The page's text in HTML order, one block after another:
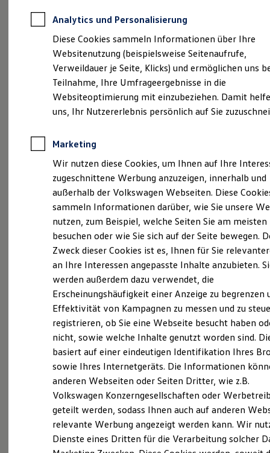
Autokredit mit Schlussrate
Versicherungen und Garantien
Kfz-Versicherung
Restschuldversicherungen
Garantien
Wartungsverträge
Geschäftskunden
Professional Class bei Volkswagen
Großkunden
Behörden
Anpfiff zum Gewinn
Elektroautos
ID. Tutorials
Elektrofahrzeugkonzepte
Reichweite
Reichweite der ID. Modelle
Reichweite im Winter
Laden
Laden unterwegs
Laden Zuhause
Ladezeitensimulator
Batterie
Sicherheit
Garantie und Lebensdauer
Nachhaltigkeit
Technologie
Kosten und Kauf
Verbrauchskosten
Kaufoptionen
E-Auto-Förderung
Software und Konnektivität
Die ID. Software 6
ID. Software Versionen und Updates
Digitale Extras
Schnittstellen zu Ihrem ID.
Probefahrt vereinbaren
Fahrzeugangebot anfordern
Servicetermin buchen
Serviceanfrage stellen
Analytics und Personalisierung
Diese Cookies sammeln Informationen über Ihre
Websitenutzung (beispielsweise Seitenaufrufe,
Verweildauer je Seite, Klicks) und ermöglichen uns
Teilnahme, Ihre Umfrageergebnisse in die
Websiteoptimierung mit einzubeziehen. Damit
uns, Ihr Nutzererlebnis persönlich auf Sie
Marketing
Wir nutzen diese Cookies, um Ihnen auf Ihre
zugeschnittene Werbung anzuzeigen, innerhalb und
außerhalb der Volkswagen Webseiten. Diese
sammeln Informationen darüber, wie Sie unsere
nutzen, zum Beispiel, welche Seiten Sie am meisten
besuchen oder wie Sie sich auf der Seite bewegen.
Zweck dieser Cookies ist es, Ihnen für Sie
an Ihre Interessen angepasste Inhalte anzubieten.
werden außerdem dazu verwendet, die
Erscheinungshäufigkeit einer Anzeige zu begrenzen
Effektivität von Kampagnen zu messen und zu
registrieren, ob Sie eine Webseite besucht haben
nicht, sowie welche Inhalte genutzt worden sind.
basiert auf einer eindeutigen Identifikation Ihres
sowie Ihres Internetgeräts. Die Informationen
anderen Webseiten oder Seiten Dritter, wie z.B.
Volkswagen Konzerngesellschaften oder
geteilt werden, sodass Ihnen auch auf anderen
relevante Werbung angezeigt werden kann. Wir
Dienste eines Dritten für die Verarbeitung solcher